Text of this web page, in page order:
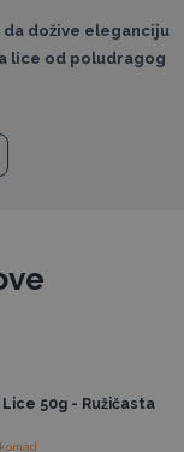
dožive eleganciju
lice od poludragog
Lice 50g - Ružičasta